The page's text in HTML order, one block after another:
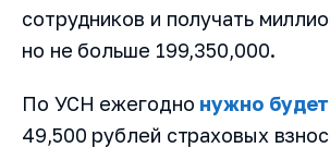
сотрудников и получать
но не больше 199,350,000.
По УСН ежегодно нужно будет
49,500 рублей страховых